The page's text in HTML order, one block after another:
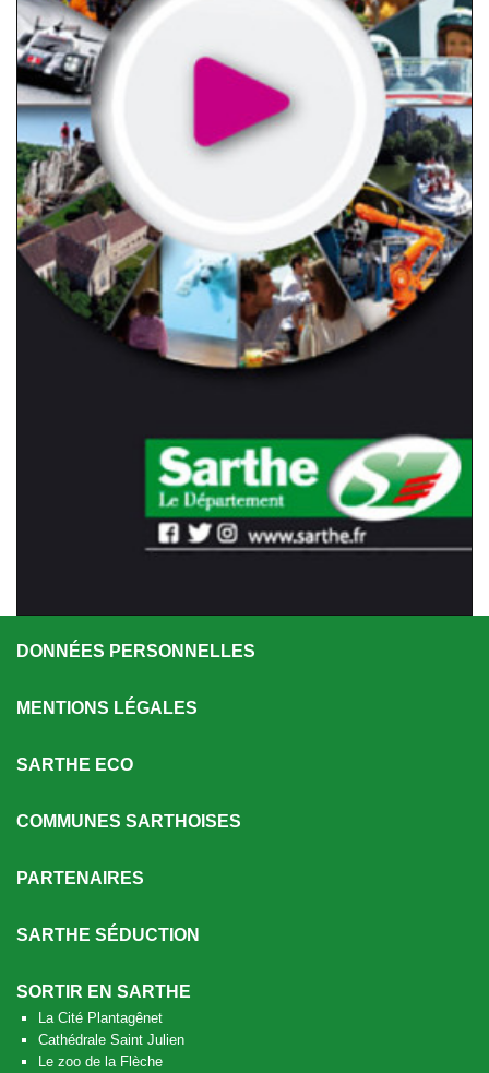
DONNÉES PERSONNELLES
MENTIONS LÉGALES
SARTHE ECO
COMMUNES SARTHOISES
PARTENAIRES
SARTHE SÉDUCTION
SORTIR EN SARTHE
La Cité Plantagênet
Cathédrale Saint Julien
Le zoo de la Flèche